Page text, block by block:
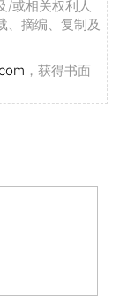
/或相关权利人
、摘编、复制及
，获得书面